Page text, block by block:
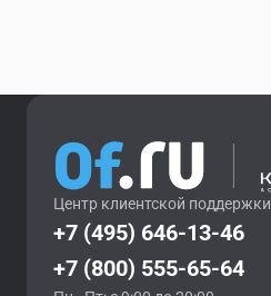
Центр клиентской поддержки
+7 (495) 646-13-46
+7 (800) 555-65-64